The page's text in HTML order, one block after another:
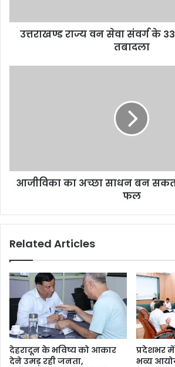
उत्तराखण्ड राज्य वन सेवा संवर्ग के
तबादला
आजीविका का अच्छा साधन बन
फल
Related Articles
देहरादून के भविष्य को आकार
देने उमड़ रही जनता,
प्रदेशभर में
भव्य